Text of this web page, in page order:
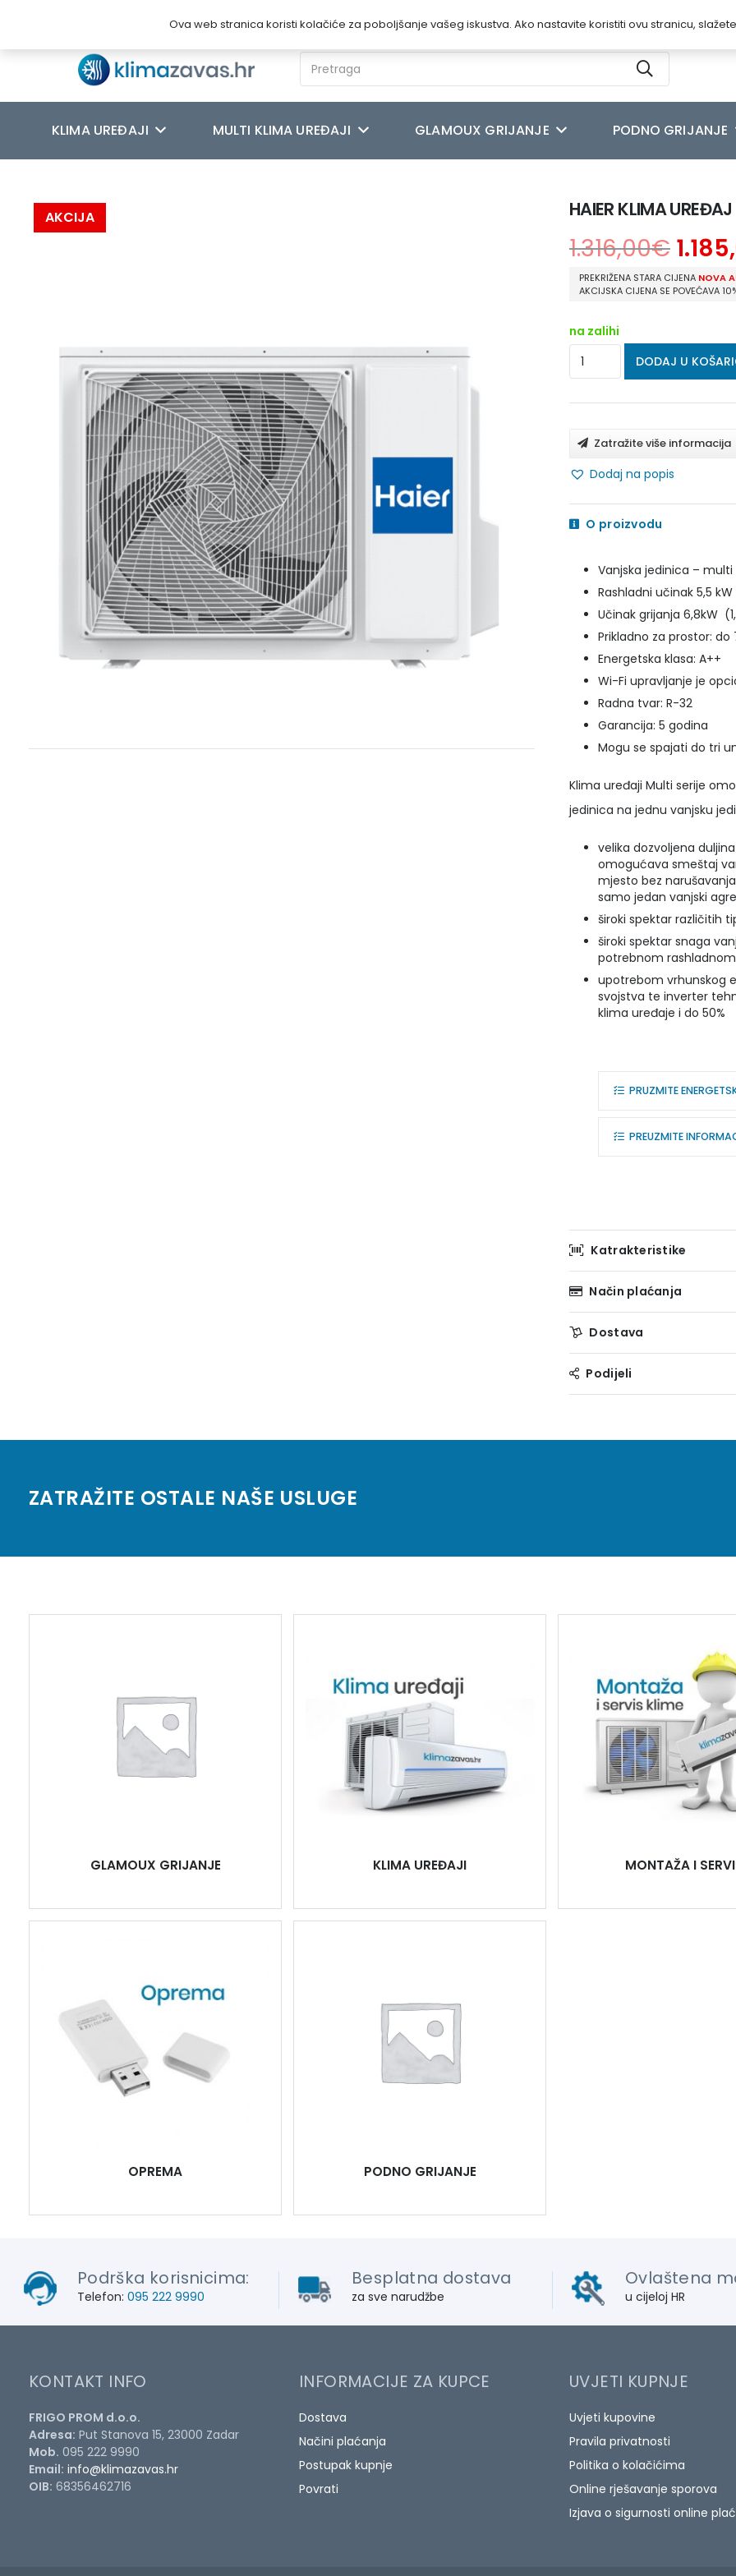
Kontakt
KLIMA UREĐAJI MULTI KLIMA UREĐAJI GLAMOUX GRIJANJE PODNO GRIJANJE
AKCIJA HAIER KLIMA
1.316,00€
PREKRIŽENA STARA CIJENA NOVA
AKCIJSKA CIJENA SE POVEĆAVA
na zalihi
HAIER
KLIMA
UREĐAJ
VANJSKA
3U55S2SR3FA
količina
DODAJ U
Zatražite više informacija
Dodaj na popis
O proizvodu
Vanjska jedinica – multi
Rashladni učinak 5,5 kW
Učinak grijanja 6,8kW
Prikladno za prostor: do
Energetska klasa: A++
Wi-Fi upravljanje je
Radna tvar: R-32
Garancija: 5 godina
Mogu se spajati do tri
Klima uređaji Multi serije
jedinica na jednu vanjsku
velika dozvoljena
omogućava smeštaj
mjesto bez
samo jedan vanjski
široki spektar različitih
široki spektar snaga
potrebnom
upotrebom vrhunskog
svojstva te inverter
klima uređaje i do 50%
PRUZMITE
PREUZMITE
Katrakteristike
Način plaćanja
Dostava
Podijeli
ZATRAŽITE OSTALE NAŠE USLUGE
GLAMOUX GRIJANJE KLIMA UREĐAJI MONTAŽA I
OPREMA PODNO GRIJANJE
Podrška korisnicima:
Telefon: 095 222 9990
Besplatna dostava
za sve narudžbe
Ovlaštena
u cijeloj HR
KONTAKT INFO
FRIGO PROM d.o.o.
Adresa: Put Stanova 15, 23000 Zadar
Mob. 095 222 9990
Email: info@klimazavas.hr
OIB: 68356462716
INFORMACIJE ZA KUPCE
Dostava
Načini plaćanja
Postupak kupnje
Povrati
UVJETI KUPNJE
Uvjeti kupovine
Pravila privatnosti
Politika o kolačićima
Online rješavanje sporova
Izjava o sigurnosti online
Ova web stranica koristi kolačiće za poboljšanje vašeg iskustva. Ako nastavite koristiti ovu stranicu,